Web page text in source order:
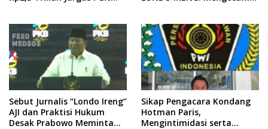
Republik Indonesia
Sebut Jurnalis “Londo Ireng”
AJI dan Praktisi Hukum
Desak Prabowo Meminta
Sikap Pengacara Kondang
Hotman Paris,
Mengintimidasi serta